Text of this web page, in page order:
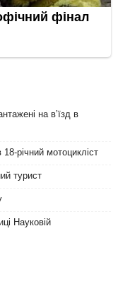
на вʼїзд в
річний мотоцикліст
турист
Науковій